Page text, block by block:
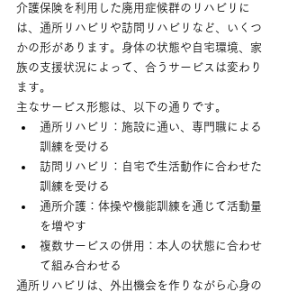
介護保険を利用した廃用症候群のリハビリに
は、通所リハビリや訪問リハビリなど、いくつ
かの形があります。身体の状態や自宅環境、家
族の支援状況によって、合うサービスは変わり
ます。
主なサービス形態は、以下の通りです。
通所リハビリ：施設に通い、専門職による
訓練を受ける
訪問リハビリ：自宅で生活動作に合わせた
訓練を受ける
通所介護：体操や機能訓練を通じて活動量
を増やす
複数サービスの併用：本人の状態に合わせ
て組み合わせる
通所リハビリは、外出機会を作りながら心身の